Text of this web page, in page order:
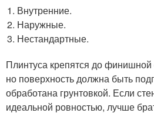
Внутренние.
Наружные.
Нестандартные.
Плинтуса крепятся до финишной
но поверхность должна быть
обработана грунтовкой. Если
идеальной ровностью, лучше